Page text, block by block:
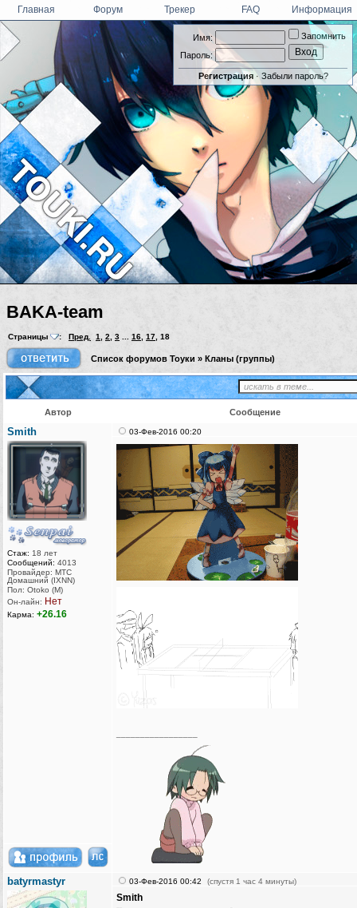
Имя:
Пароль:
Запомнить
Регистрация· Забыли пароль?
Главная Форум Трекер FAQ Информация
BAKA-team
Страницы : Пред. 1, 2, 3 ... 16, 17, 18
Список форумов Тоуки » Кланы (группы)
Автор Сообщение
Smith
Стаж: 18 лет
Сообщений: 4013
Провайдер: МТС
Домашний (IXNN)
Пол: Otoko (M)
Он-лайн: Нет
Карма: +26.16
03-Фев-2016 00:20
batyrmastyr 03-Фев-2016 00:42 (спустя 1 час 4 минуты)
Smith